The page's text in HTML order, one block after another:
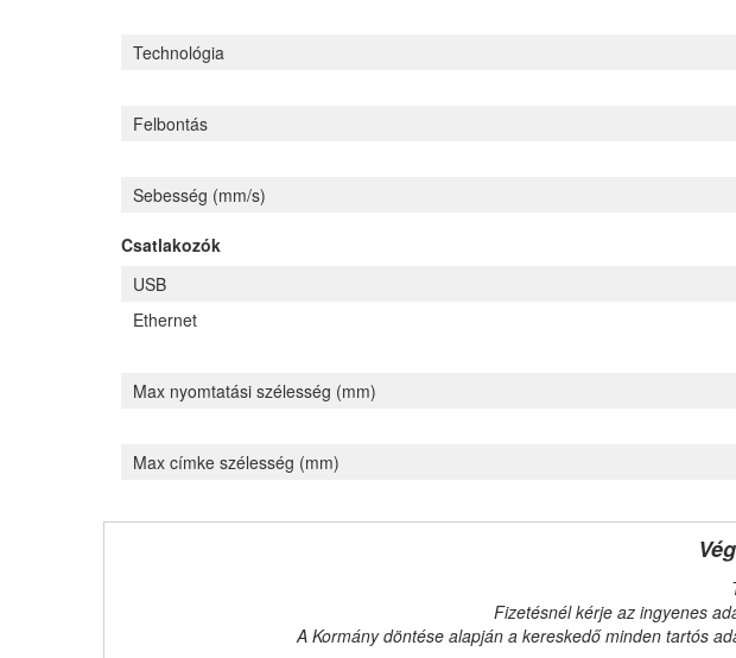
Technológia
Felbontás
Sebesség (mm/s)
Csatlakozók
USB
Ethernet
Max nyomtatási szélesség (mm)
Max címke szélesség (mm)
Fizetésnél kérje az ingyenes
A Kormány döntése alapján a kereskedő minden tartós